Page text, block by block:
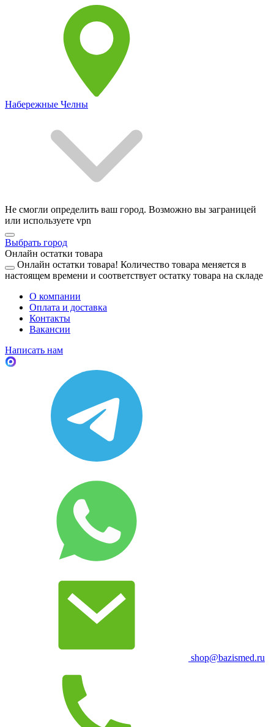
Набережные Челны
Не смогли определить ваш город. Возможно вы заграницей
или используете vpn
Выбрать город
Онлайн остатки товара
Онлайн остатки товара! Количество товара меняется в
настоящем времени и соответствует остатку товара на складе
О компании
Оплата и доставка
Контакты
Вакансии
Написать нам
shop@bazismed.ru